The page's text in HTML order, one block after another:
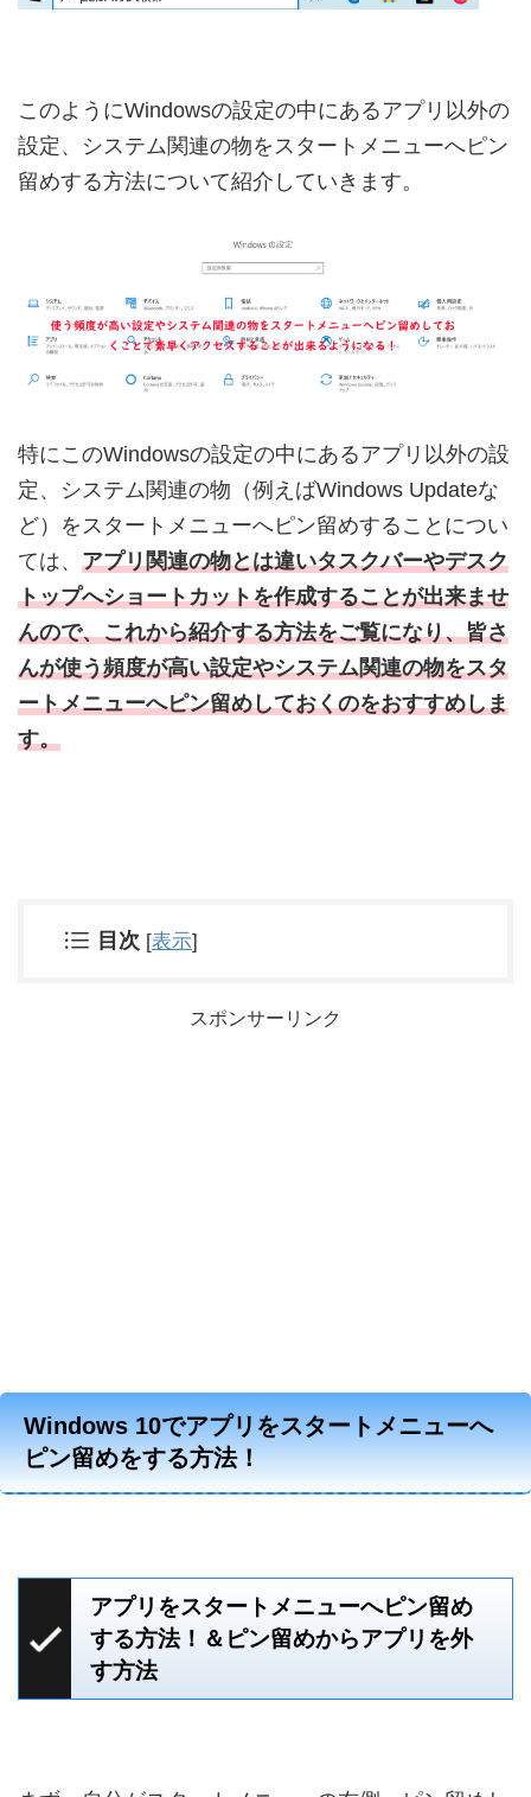
このようにWindowsの設定の中にあるアプリ以外の
設定、システム関連の物をスタートメニューへピン
留めする方法について紹介していきます。
特にこのWindowsの設定の中にあるアプリ以外の設
定、システム関連の物（例えばWindows Updateな
ど）をスタートメニューへピン留めすることについ
ては、 アプリ関連の物とは違いタスクバーやデスク
トップへショートカットを作成することが出来ませ
んので、これから紹介する方法をご覧になり、皆さ
んが使う頻度が高い設定やシステム関連の物をスタ
ートメニューへピン留めしておくのをおすすめしま
す。
目次 [表示]
スポンサーリンク
Windows 10でアプリをスタートメニューへ
ピン留めをする方法！
アプリをスタートメニューへピン留め
する方法！＆ピン留めからアプリを外
す方法